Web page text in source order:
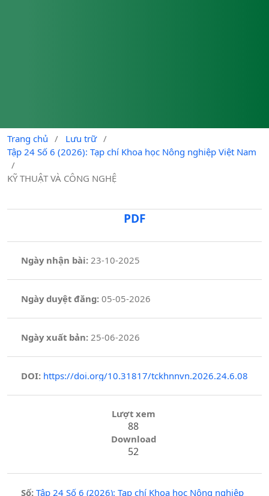
Trang chủ / Lưu trữ /
Tập 24 Số 6 (2026): Tạp chí Khoa học Nông nghiệp Việt Nam
/
KỸ THUẬT VÀ CÔNG NGHỆ
PDF
Ngày nhận bài: 23-10-2025
Ngày duyệt đăng:05-05-2026
Ngày xuất bản: 25-06-2026
DOI: https://doi.org/10.31817/tckhnnvn.2026.24.6.08
Lượt xem
88
Download
52
Số: Tập 24 Số 6 (2026): Tạp chí Khoa học Nông nghiệp